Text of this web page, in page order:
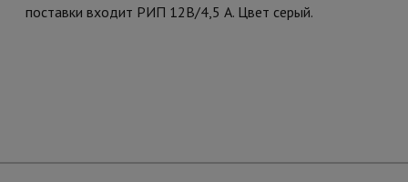
поставки входит РИП 12В/4,5 А. Цвет серый.